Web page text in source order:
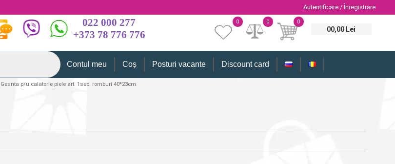
Autentificare / Înregistrare
022 000 277
+373 78 776 776
0
00,00 Lei
0
0
Contul meu Coș Posturi vacante Discount card
Geanta p/u calatorie piele art. 1sec. romburi 40*23cm